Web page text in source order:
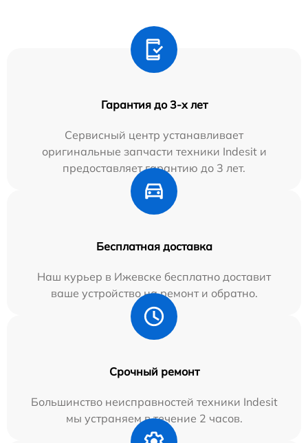
Гарантия до 3-х лет
Сервисный центр устанавливает
оригинальные запчасти техники Indesit и
предоставляет гарантию до 3 лет.
Бесплатная доставка
Наш курьер в Ижевске бесплатно доставит
ваше устройство на ремонт и обратно.
Срочный ремонт
Большинство неисправностей техники Indesit
мы устраняем в течение 2 часов.